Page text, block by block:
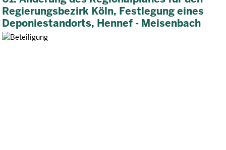
Regierungsbezirk Köln, Festlegung eines
Deponiestandorts, Hennef - Meisenbach